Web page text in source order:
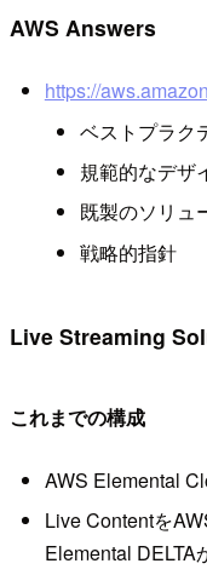
AWS Answers
https://
ベストプラク
規範的なデザ
既製のソリュ
戦略的指針
Live Streaming
これまでの構成
AWS Elemental
Live Contentを
Elemental DELTA